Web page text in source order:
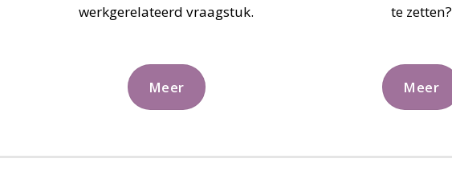
werkgerelateerd vraagstuk.
Meer
te zetten?
Meer